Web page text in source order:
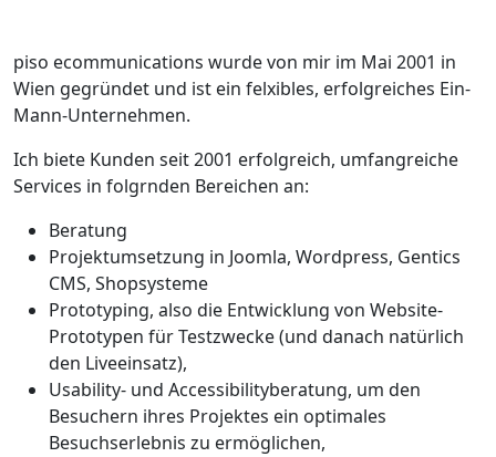
piso ecommunications wurde von mir im Mai 2001 in
Wien gegründet und ist ein felxibles, erfolgreiches Ein-
Mann-Unternehmen.
Ich biete Kunden seit 2001 erfolgreich, umfangreiche
Services in folgrnden Bereichen an:
Beratung
Projektumsetzung in Joomla, Wordpress, Gentics
CMS, Shopsysteme
Prototyping, also die Entwicklung von Website-
Prototypen für Testzwecke (und danach natürlich
den Liveeinsatz),
Usability- und Accessibilityberatung, um den
Besuchern ihres Projektes ein optimales
Besuchserlebnis zu ermöglichen,